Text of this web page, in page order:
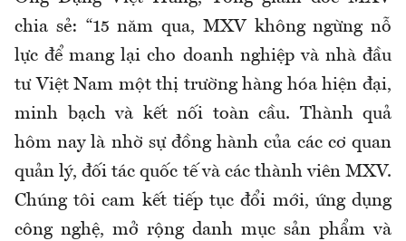
chia sẻ: “15 năm qua, MXV không ngừng nỗ
lực để mang lại cho doanh nghiệp và nhà đầu
tư Việt Nam một thị trường hàng hóa hiện đại,
minh bạch và kết nối toàn cầu. Thành quả
hôm nay là nhờ sự đồng hành của các cơ quan
quản lý, đối tác quốc tế và các thành viên MXV.
Chúng tôi cam kết tiếp tục đổi mới, ứng dụng
công nghệ, mở rộng danh mục sản phẩm và